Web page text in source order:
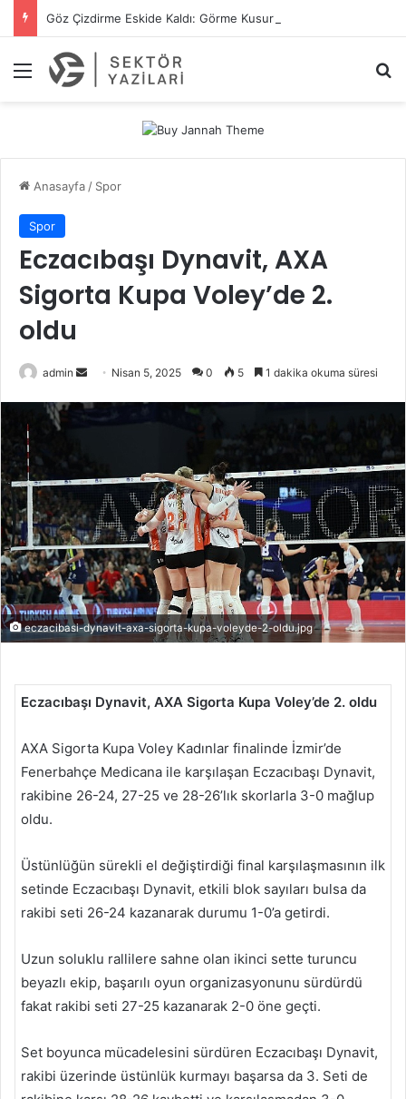
Menü
Anasayfa/ Spor
Spor
Eczacıbaşı Dynavit, AXA
Sigorta Kupa Voley’de 2.
oldu
admin
p
s
t
a
g
ö
n
r
e
Nisan 5, 2025 0 5 1 dakika okuma süresi
eczacibasi-dynavit-axa-sigorta-kupa-voleyde-2-oldu.jpg
Eczacıbaşı Dynavit, AXA Sigorta Kupa Voley’de 2. oldu
AXA Sigorta Kupa Voley Kadınlar finalinde İzmir’de
Fenerbahçe Medicana ile karşılaşan Eczacıbaşı Dynavit,
rakibine 26-24, 27-25 ve 28-26’lık skorlarla 3-0 mağlup
oldu.
Üstünlüğün sürekli el değiştirdiği final karşılaşmasının ilk
setinde Eczacıbaşı Dynavit, etkili blok sayıları bulsa da
rakibi seti 26-24 kazanarak durumu 1-0’a getirdi.
Uzun soluklu rallilere sahne olan ikinci sette turuncu
beyazlı ekip, başarılı oyun organizasyonunu sürdürdü
fakat rakibi seti 27-25 kazanarak 2-0 öne geçti.
Set boyunca mücadelesini sürdüren Eczacıbaşı Dynavit,
rakibi üzerinde üstünlük kurmayı başarsa da 3. Seti de